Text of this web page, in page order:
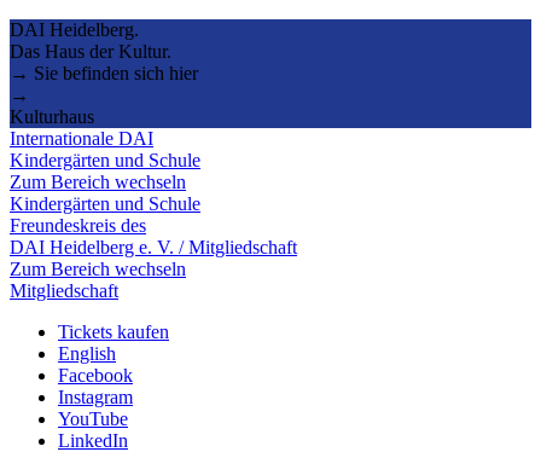
DAI Heidelberg.
Das Haus der Kultur.
→ Sie befinden sich hier
→
Kulturhaus
Internationale DAI
Kindergärten und Schule
Zum Bereich wechseln
Kindergärten und Schule
Freundeskreis des
DAI Heidelberg e. V. / Mitgliedschaft
Zum Bereich wechseln
Mitgliedschaft
Tickets kaufen
English
Facebook
Instagram
YouTube
LinkedIn